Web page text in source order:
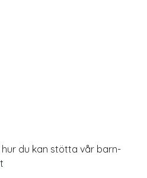
hur du kan stötta vår barn-